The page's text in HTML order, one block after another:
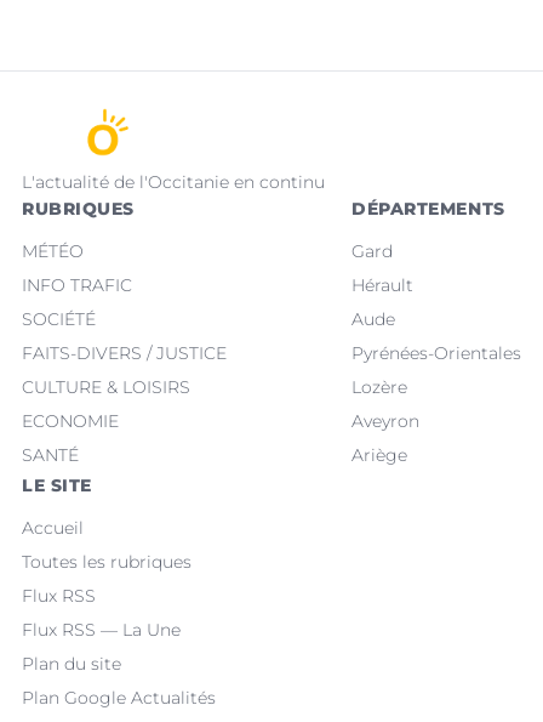
L'actualité de l'Occitanie en continu
RUBRIQUES
MÉTÉO
INFO TRAFIC
SOCIÉTÉ
FAITS-DIVERS / JUSTICE
CULTURE & LOISIRS
ECONOMIE
SANTÉ
DÉPARTEMENTS
Gard
Hérault
Aude
Pyrénées-Orientales
Lozère
Aveyron
Ariège
LE SITE
Accueil
Toutes les rubriques
Flux RSS
Flux RSS — La Une
Plan du site
Plan Google Actualités